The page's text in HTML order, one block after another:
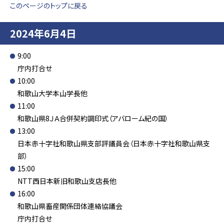
このページのトップに戻る
2024年6月4日
9:00
庁内打合せ
10:00
和歌山大学本山学長他
11:00
和歌山県8ＪＡ合併契約調印式（アバローム紀の国）
13:00
日本赤十字社和歌山県支部評議員会（日本赤十字社和歌山県支
部）
15:00
NTT西日本新旧和歌山支店長他
16:00
和歌山県畜産関係団体連絡協議会
庁内打合せ